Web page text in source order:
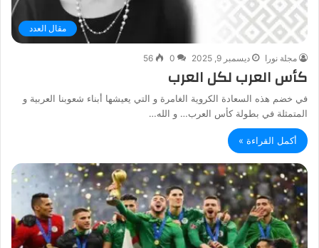
مقال العدد
مجلة نورا ديسمبر 9, 2025 0
56
كأس العرب لكل العرب
في خضم هذه السعادة الكروية الغامرة و التي يعيشها أبناء شعوبنا العربية و
المتمثلة في بطولة كأس العرب… و الله…
أكمل القراءة »